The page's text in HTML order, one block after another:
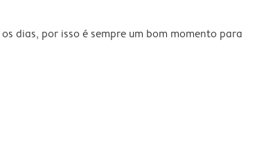
dias, por isso é sempre um bom momento para